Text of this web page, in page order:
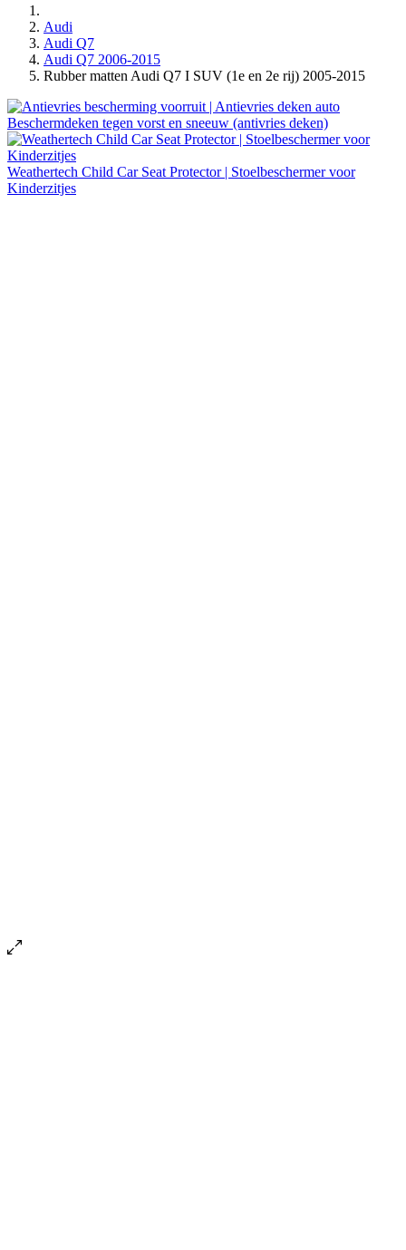
Audi
Audi Q7
Audi Q7 2006-2015
Rubber matten Audi Q7 I SUV (1e en 2e rij) 2005-2015
Beschermdeken tegen vorst en sneeuw (antivries deken)
Weathertech Child Car Seat Protector | Stoelbeschermer voor
Kinderzitjes